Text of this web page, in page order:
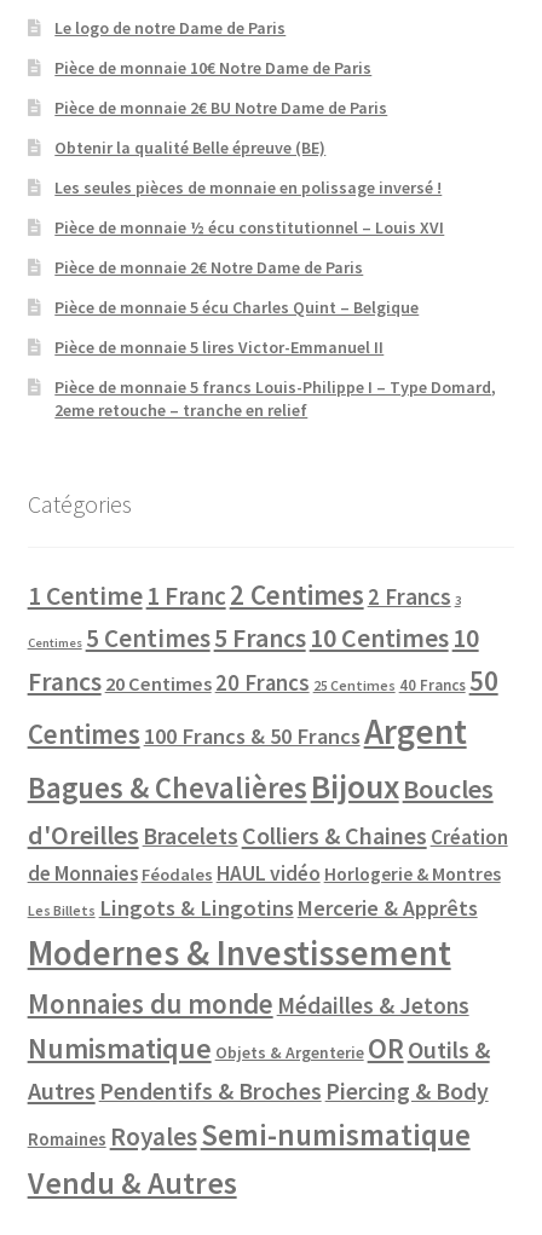
Le logo de notre Dame de Paris
Pièce de monnaie 10€ Notre Dame de Paris
Pièce de monnaie 2€ BU Notre Dame de Paris
Obtenir la qualité Belle épreuve (BE)
Les seules pièces de monnaie en polissage inversé !
Pièce de monnaie ½ écu constitutionnel – Louis XVI
Pièce de monnaie 2€ Notre Dame de Paris
Pièce de monnaie 5 écu Charles Quint – Belgique
Pièce de monnaie 5 lires Victor-Emmanuel II
Pièce de monnaie 5 francs Louis-Philippe I – Type Domard,
2eme retouche – tranche en relief
Catégories
1 Centime1 Franc2 Centimes 2 Francs 3
Centimes 5 Centimes5 Francs10 Centimes10
Francs 20 Centimes 20 Francs 25 Centimes 40 Francs 50
Centimes 100 Francs & 50 FrancsArgent
Bagues & ChevalièresBijouxBoucles
d'Oreilles Bracelets Colliers & Chaines Création
de Monnaies Féodales HAUL vidéo Horlogerie & Montres
Les Billets Lingots & Lingotins Mercerie & Apprêts
Modernes & Investissement
Monnaies du monde Médailles & Jetons
Numismatique Objets & Argenterie OR Outils &
Autres Pendentifs & Broches Piercing & Body
Romaines RoyalesSemi-numismatique
Vendu & Autres